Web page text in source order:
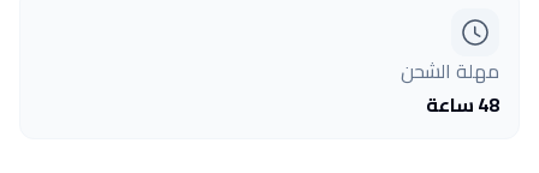
مهلة الشحن
48 ساعة